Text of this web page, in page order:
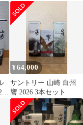
¥64,000
サントリー 山崎 白州
響 2026 3本セット